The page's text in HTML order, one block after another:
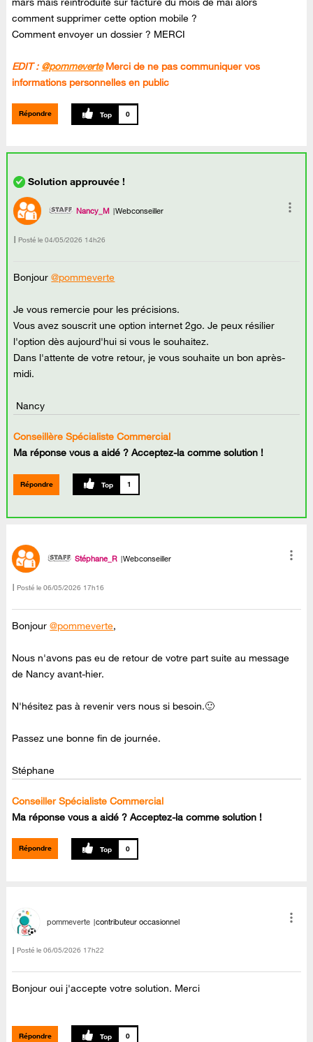
comment supprimer cette option mobile ?
Comment envoyer un dossier ? MERCI
EDIT : @pommeverte Merci de ne pas communiquer vos
informations personnelles en public
Répondre 0
Nancy_M Webconseiller
Posté le ‎04/05/2026 14h26
Bonjour@pommeverte
Je vous remercie pour les précisions.
Vous avez souscrit une option internet 2go. Je peux résilier
l'option dès aujourd'hui si vous le souhaitez.
Dans l'attente de votre retour, je vous souhaite un bon après-
midi.
Nancy
Conseillère Spécialiste Commercial
Ma réponse vous a aidé ? Acceptez-la comme solution !
Répondre 1
Stéphane_R Webconseiller
Posté le ‎06/05/2026 17h16
Bonjour@pommeverte,
Nous n'avons pas eu de retour de votre part suite au message
de Nancy avant-hier.
N'hésitez pas à revenir vers nous si besoin.🙂
Passez une bonne fin de journée.
Stéphane
Conseiller Spécialiste Commercial
Ma réponse vous a aidé ? Acceptez-la comme solution !
Répondre 0
pommeverte contributeur occasionnel
Posté le ‎06/05/2026 17h22
Bonjour oui j'accepte votre solution. Merci
Répondre 0